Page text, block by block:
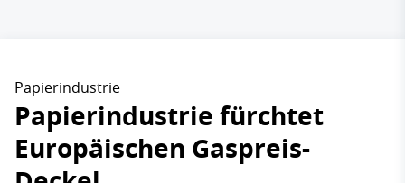
Papierindustrie
Papierindustrie fürchtet
Europäischen Gaspreis-